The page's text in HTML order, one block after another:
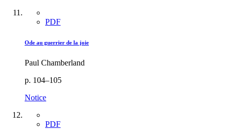
PDF
Ode au guerrier de la joie
Paul Chamberland
p. 104–105
Notice
PDF